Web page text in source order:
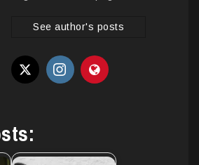
See author's posts